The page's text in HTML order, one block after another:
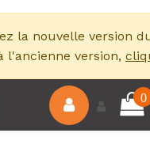
la nouvelle version
l'ancienne version,
0